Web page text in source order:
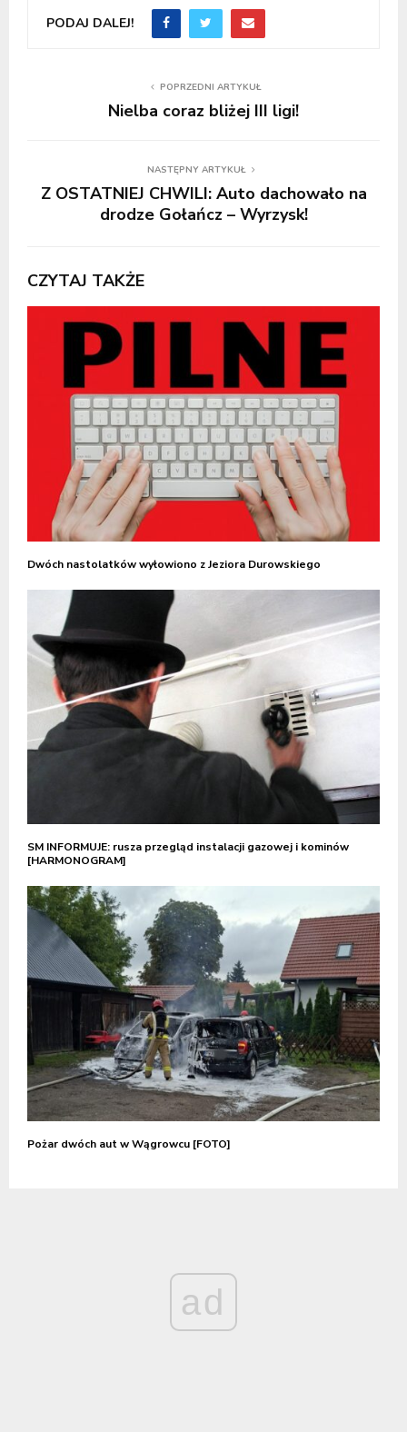
PODAJ DALEJ!
POPRZEDNI ARTYKUŁ
Nielba coraz bliżej III ligi!
NASTĘPNY ARTYKUŁ
Z OSTATNIEJ CHWILI: Auto dachowało na
drodze Gołańcz – Wyrzysk!
CZYTAJ TAKŻE
Dwóch nastolatków wyłowiono z Jeziora Durowskiego
SM INFORMUJE: rusza przegląd instalacji gazowej i kominów
[HARMONOGRAM]
Pożar dwóch aut w Wągrowcu [FOTO]
ad